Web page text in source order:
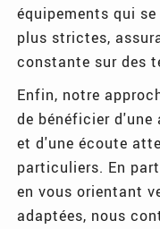
équipements qui
plus strictes,
constante sur des
Enfin, notre
de bénéficier
et d'une écoute
particuliers. En
en vous orientant
adaptées, nous